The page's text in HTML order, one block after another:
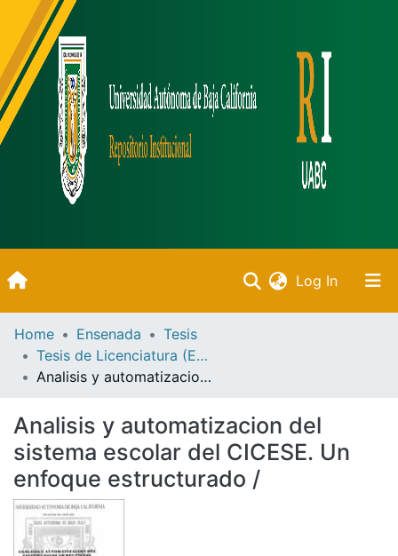
Log In(current)
Inicio
Communities & Collections
Statistics
Bibliotecas
Home Ensenada
Tesis
Tesis de Licenciatura (Ensenada)
Analisis y automatizacion del sistema escolar del CICESE. Un enfoque estructurado /
Analisis y automatizacion del
sistema escolar del CICESE. Un
enfoque estructurado /